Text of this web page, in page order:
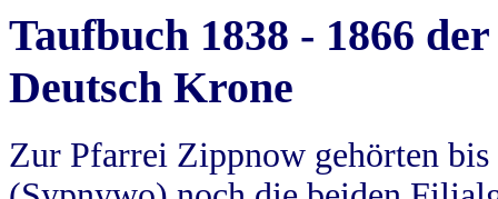
Taufbuch 1838 - 1866
Deutsch Krone
Zur Pfarrei Zippnow gehörten